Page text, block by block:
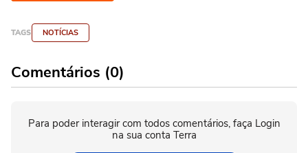
TAGS NOTÍCIAS
Comentários (0)
Para poder interagir com todos comentários, faça Login
na sua conta Terra